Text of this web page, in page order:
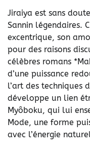
Jiraiya est sans
Sannin légendaires.
excentrique, son
pour des raisons
célèbres romans
d’une puissance
l’art des techniques
développe un lien
Myôboku, qui lui
Mode, une forme
avec l’énergie